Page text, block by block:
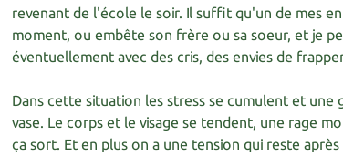
revenant de l'école le soir. Il suffit qu'un de mes
moment, ou embête son frère ou sa soeur, et je
éventuellement avec des cris, des envies de
Dans cette situation les stress se cumulent et
vase. Le corps et le visage se tendent, une rage
ça sort. Et en plus on a une tension qui reste